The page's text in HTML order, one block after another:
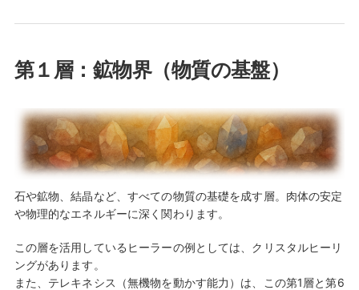
第１層：鉱物界（物質の基盤）
石や鉱物、結晶など、すべての物質の基礎を成す層。肉体の安定
や物理的なエネルギーに深く関わります。
この層を活用しているヒーラーの例としては、クリスタルヒーリ
ングがあります。
また、テレキネシス（無機物を動かす能力）は、この第1層と第6